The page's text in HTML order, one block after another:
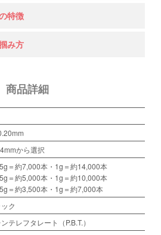
特徴
み方
商品詳細
から選択
＝約7,000本・1g＝約14,000本
＝約5,000本・1g＝約10,000本
＝約3,500本・1g＝約7,000本
ク
テレフタレート（P.B.T.）